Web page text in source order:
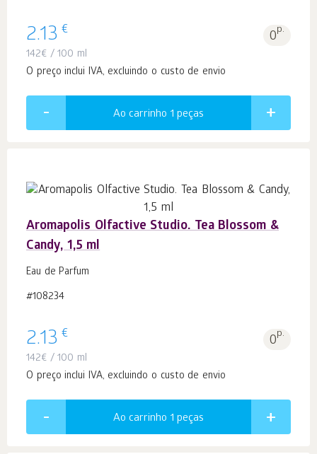
2.13 € 0p.
142€ / 100 ml
O preço inclui IVA, excluindo o custo de envio
Ao carrinho 1 peças
Aromapolis Olfactive Studio. Tea Blossom &
Candy, 1,5 ml
Eau de Parfum
#108234
2.13 € 0p.
142€ / 100 ml
O preço inclui IVA, excluindo o custo de envio
Ao carrinho 1 peças